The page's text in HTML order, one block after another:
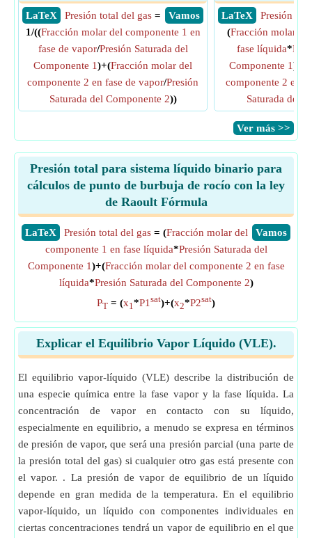
​ LaTeX
​ Vamos
Presión total del gas =
1/((Fracción molar del componente 1 en
fase de vapor/Presión Saturada del
Componente 1)+(Fracción molar del
componente 2 en fase de vapor/Presión
Saturada del Componente 2))
​ LaTeX
Presión
(Fracción molar
fase líquida*
Componente 1)+(
componente 2 en
Saturada del
​Ver más >>
Presión total para sistema líquido binario para
cálculos de punto de burbuja de rocío con la ley
de Raoult Fórmula
​LaTeX ​Vamos
Presión total del gas = (Fracción molar del
componente 1 en fase líquida*Presión Saturada del
Componente 1)+(Fracción molar del componente 2 en fase
líquida*Presión Saturada del Componente 2)
PT = (x1*P1 sat)+(x2*P2sat)
Explicar el Equilibrio Vapor Líquido (VLE).
El equilibrio vapor-líquido (VLE) describe la distribución de
una especie química entre la fase vapor y la fase líquida. La
concentración de vapor en contacto con su líquido,
especialmente en equilibrio, a menudo se expresa en términos
de presión de vapor, que será una presión parcial (una parte de
la presión total del gas) si cualquier otro gas está presente con
el vapor. . La presión de vapor de equilibrio de un líquido
depende en gran medida de la temperatura. En el equilibrio
vapor-líquido, un líquido con componentes individuales en
ciertas concentraciones tendrá un vapor de equilibrio en el que